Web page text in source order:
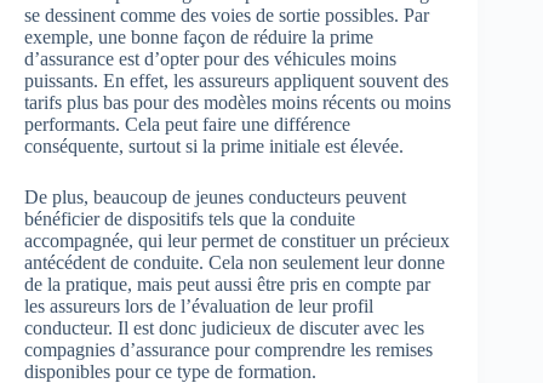
se dessinent comme des voies de sortie possibles. Par
exemple, une bonne façon de réduire la prime
d’assurance est d’opter pour des véhicules moins
puissants. En effet, les assureurs appliquent souvent des
tarifs plus bas pour des modèles moins récents ou moins
performants. Cela peut faire une différence
conséquente, surtout si la prime initiale est élevée.
De plus, beaucoup de jeunes conducteurs peuvent
bénéficier de dispositifs tels que la conduite
accompagnée, qui leur permet de constituer un précieux
antécédent de conduite. Cela non seulement leur donne
de la pratique, mais peut aussi être pris en compte par
les assureurs lors de l’évaluation de leur profil
conducteur. Il est donc judicieux de discuter avec les
compagnies d’assurance pour comprendre les remises
disponibles pour ce type de formation.